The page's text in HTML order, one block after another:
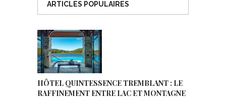
ARTICLES POPULAIRES
HÔTEL QUINTESSENCE TREMBLANT : LE
RAFFINEMENT ENTRE LAC ET MONTAGNE